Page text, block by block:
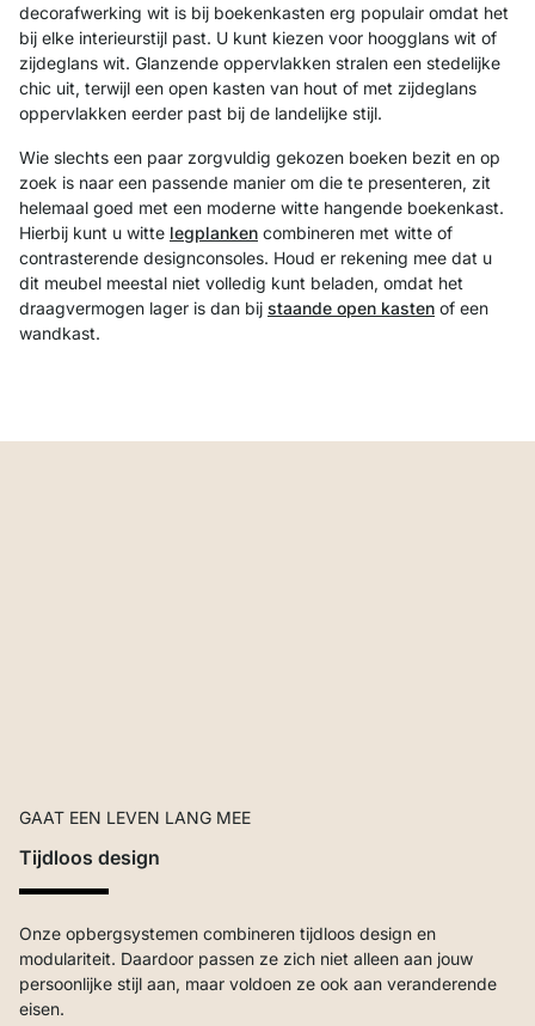
decorafwerking wit is bij boekenkasten erg populair omdat het
bij elke interieurstijl past. U kunt kiezen voor hoogglans wit of
zijdeglans wit. Glanzende oppervlakken stralen een stedelijke
chic uit, terwijl een open kasten van hout of met zijdeglans
oppervlakken eerder past bij de landelijke stijl.
Wie slechts een paar zorgvuldig gekozen boeken bezit en op
zoek is naar een passende manier om die te presenteren, zit
helemaal goed met een moderne witte hangende boekenkast.
Hierbij kunt u witte legplanken combineren met witte of
contrasterende designconsoles. Houd er rekening mee dat u
dit meubel meestal niet volledig kunt beladen, omdat het
draagvermogen lager is dan bij staande open kasten of een
wandkast.
GAAT EEN LEVEN LANG MEE
Tijdloos design
Onze opbergsystemen combineren tijdloos design en
modulariteit. Daardoor passen ze zich niet alleen aan jouw
persoonlijke stijl aan, maar voldoen ze ook aan veranderende
eisen.